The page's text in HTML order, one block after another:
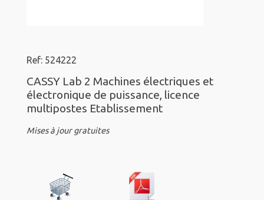
Ref: 524222
CASSY Lab 2 Machines électriques et
électronique de puissance, licence
multipostes Etablissement
Mises à jour gratuites